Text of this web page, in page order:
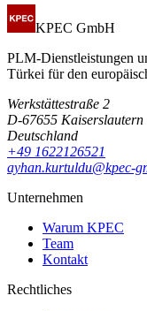
KPEC GmbH
PLM-Dienstleistungen
Türkei für den
Werkstättestraße 2
D-67655 Kaiserslautern
Deutschland
+49 1622126521
ayhan.kurtuldu@kpec-
Unternehmen
Warum KPEC
Team
Kontakt
Rechtliches